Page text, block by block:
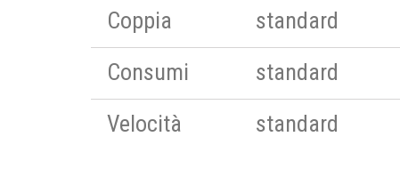
Coppia
standard
Consumi
standard
Velocità
standard